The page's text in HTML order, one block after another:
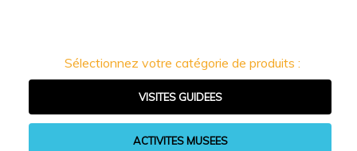
Sélectionnez votre catégorie de produits :
VISITES GUIDEES
ACTIVITES MUSEES